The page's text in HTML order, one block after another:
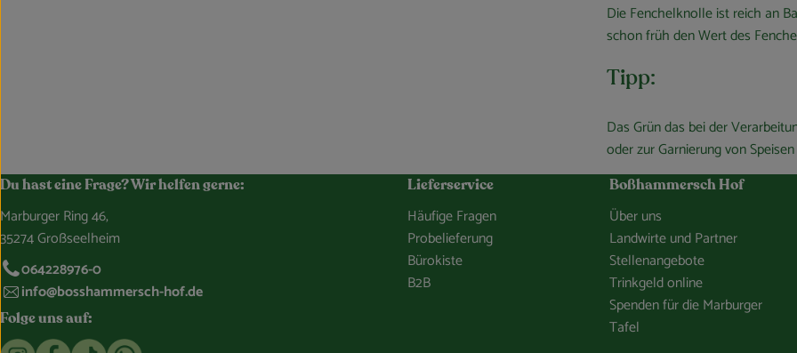
Die Fenchelknolle ist reich an
schon früh den Wert des
Tipp:
Das Grün das bei der
oder zur Garnierung von
Du hast eine Frage? Wir helfen gerne:
Marburger Ring 46,
35274 Großseelheim
064228976-0
info@bosshammersch-hof.de
Folge uns auf:
Lieferservice
Häufige Fragen
Probelieferung
Bürokiste
B2B
Boßhammersch Hof
Über uns
Landwirte und Partner
Stellenangebote
Trinkgeld online
Spenden für die Marburger
Tafel